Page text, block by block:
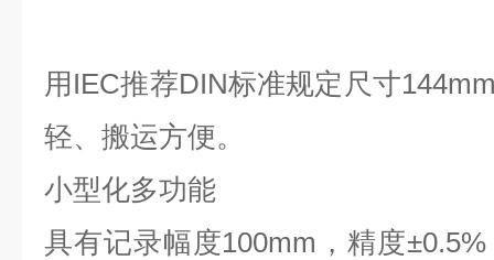
用IEC推荐DIN标准规定尺寸
轻、搬运方便。
小型化多功能
具有记录幅度100mm，精度